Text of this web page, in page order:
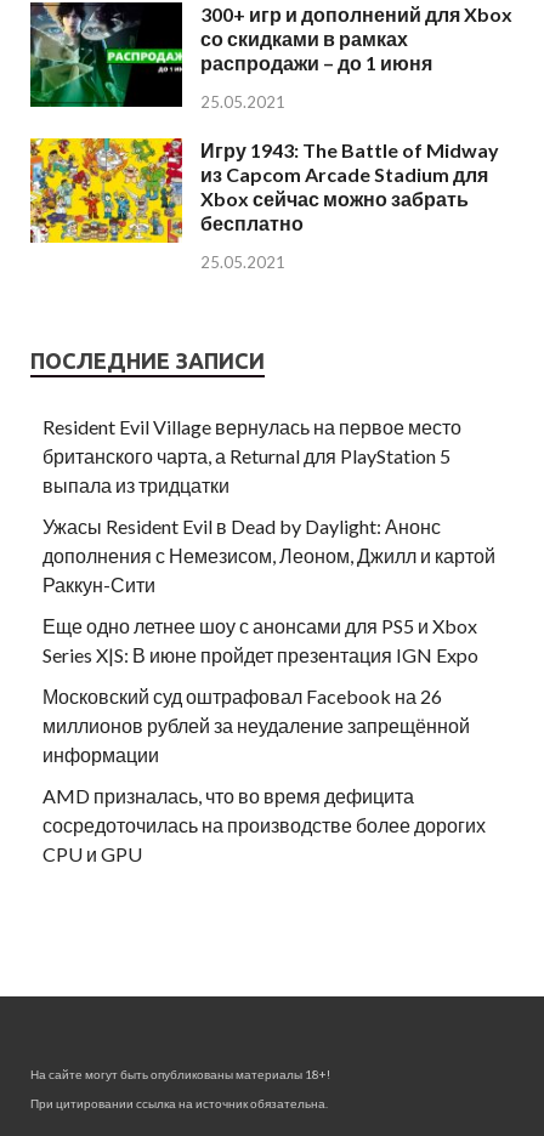
300+ игр и дополнений для Xbox
со скидками в рамках
распродажи – до 1 июня
25.05.2021
Игру 1943: The Battle of Midway
из Capcom Arcade Stadium для
Xbox сейчас можно забрать
бесплатно
25.05.2021
ПОСЛЕДНИЕ ЗАПИСИ
Resident Evil Village вернулась на первое место
британского чарта, а Returnal для PlayStation 5
выпала из тридцатки
Ужасы Resident Evil в Dead by Daylight: Анонс
дополнения с Немезисом, Леоном, Джилл и картой
Раккун-Сити
Еще одно летнее шоу с анонсами для PS5 и Xbox
Series X|S: В июне пройдет презентация IGN Expo
Московский суд оштрафовал Facebook на 26
миллионов рублей за неудаление запрещённой
информации
AMD призналась, что во время дефицита
сосредоточилась на производстве более дорогих
CPU и GPU
На сайте могут быть опубликованы материалы 18+!
При цитировании ссылка на источник обязательна.